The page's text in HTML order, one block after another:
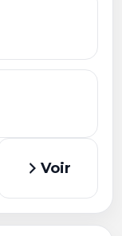
Voir